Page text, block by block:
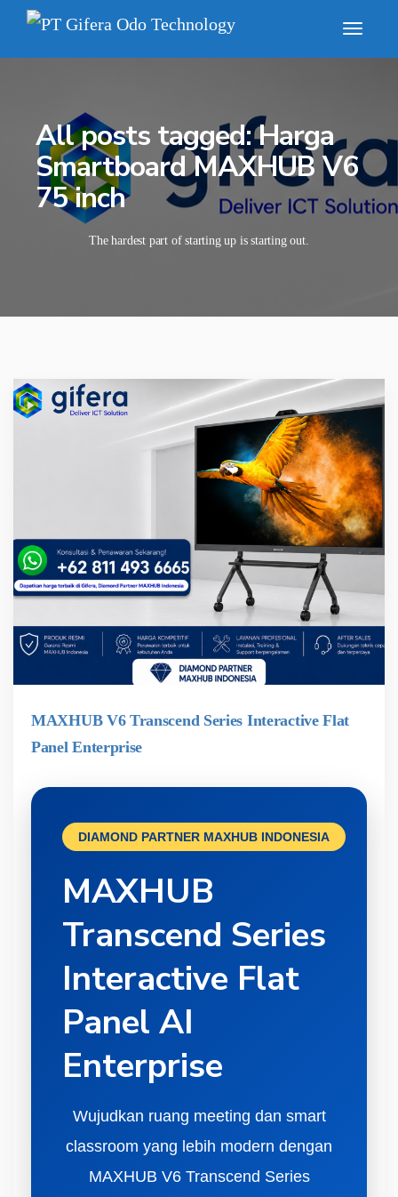
All posts tagged: Harga
Smartboard MAXHUB V6
75 inch
The hardest part of starting up is starting out.
MAXHUB V6 Transcend Series Interactive Flat
Panel Enterprise
DIAMOND PARTNER MAXHUB INDONESIA
MAXHUB
Transcend Series
Interactive Flat
Panel AI
Enterprise
Wujudkan ruang meeting dan smart
classroom yang lebih modern dengan
MAXHUB V6 Transcend Series